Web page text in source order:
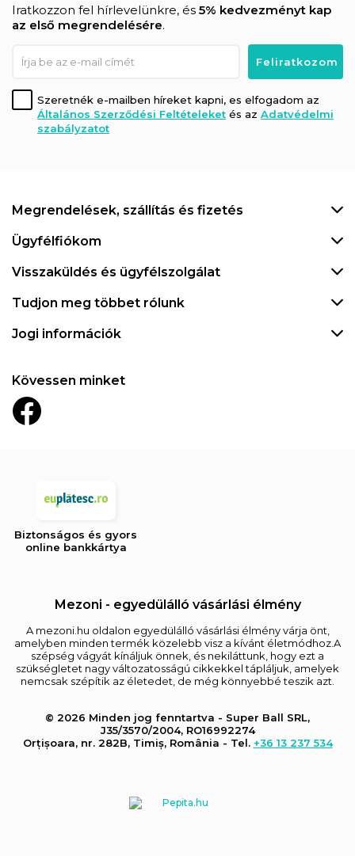
Iratkozzon fel hírlevelünkre, és 5% kedvezményt kap
az első megrendelésére.
Szeretnék e-mailben híreket kapni, es elfogadom az
Általános Szerződési Feltételeket és az Adatvédelmi
szabályzatot
Megrendelések, szállítás és fizetés
Ügyfélfiókom
Visszaküldés és ügyfélszolgálat
Tudjon meg többet rólunk
Jogi információk
Kövessen minket
Biztonságos és gyors
online bankkártya
Mezoni - egyedülálló vásárlási élmény
A mezoni.hu oldalon egyedülálló vásárlási élmény várja önt,
amelyben minden termék közelebb visz a kívánt életmódhoz.A
szépség vágyát kínáljuk önnek, és nekiláttunk, hogy ezt a
szükségletet nagy változatosságú cikkekkel tápláljuk, amelyek
nemcsak szépítik az életedet, de még könnyebbé teszik azt.
© 2026 Minden jog fenntartva - Super Ball SRL,
J35/3570/2004, RO16992274
Orțișoara, nr. 282B, Timiș, România - Tel. +36 13 237 534